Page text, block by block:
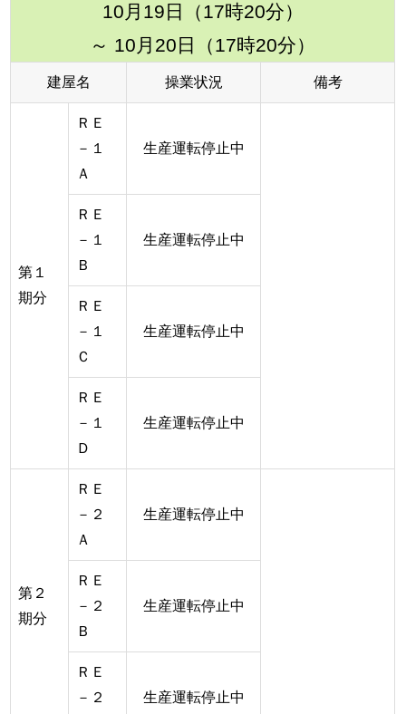
10月19日（17時20分）
～ 10月20日（17時20分）
建屋名 操業状況 備考
第１
期分
ＲＥ
－１
Ａ
生産運転停止中
ＲＥ
－１
Ｂ
生産運転停止中
ＲＥ
－１
Ｃ
生産運転停止中
ＲＥ
－１
Ｄ
生産運転停止中
第２
期分
ＲＥ
－２
Ａ
生産運転停止中
ＲＥ
－２
Ｂ
生産運転停止中
ＲＥ
－２
生産運転停止中